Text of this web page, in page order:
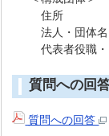
住所 唐
法人・団体
代表者役職
質問への回
質問への回答